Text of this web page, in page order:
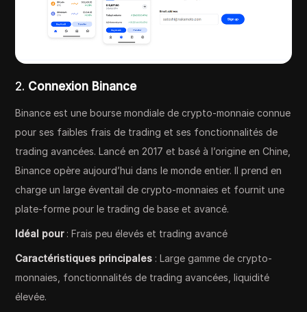
2. Connexion Binance
Binance est une bourse mondiale de crypto-monnaie connue
pour ses faibles frais de trading et ses fonctionnalités de
trading avancées. Lancé en 2017 et basé à l’origine en Chine,
Binance opère aujourd’hui dans le monde entier. Il prend en
charge un large éventail de crypto-monnaies et fournit une
plate-forme pour le trading de base et avancé.
Idéal pour: Frais peu élevés et trading avancé
Caractéristiques principales : Large gamme de crypto-
monnaies, fonctionnalités de trading avancées, liquidité
élevée.